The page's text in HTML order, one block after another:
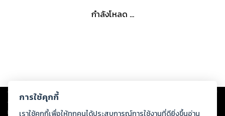
กำลังโหลด ...
Copyright © 2026
ต่อผลงานหรือเนื้อหาใดที่อัปโหลดผ่านเว็บไซต์และปรากฏว่าละเมิดสิทธิใน
ทรัพย์สินทางปัญญาของบุคคลอื่นหรือขัดต่อกฎหมายและศีลธรรม ดังนั้น ผู้อ่าน
การใช้คุกกี้
เราใช้คุกกี้เพื่อให้ทุกคนได้ประสบการณ์การใช้งานที่ดียิ่งขึ้นอ่าน